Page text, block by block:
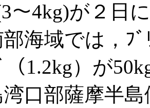
～4kg)が２日
海域では，ﾌﾞ
（1.2kg）が
口部薩摩半島